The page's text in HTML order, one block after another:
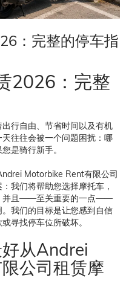
：完整的停车指
2026：完整
行自由、节省时间以及有机
往往会被一个问题困扰：哪
是骑行新手。
Motorbike Rent有限公司
我们将帮助您选择摩托车，
并且——至关重要的一点——
我们的目标是让您感到自信
寻找停车位所破坏。
从Andrei
公司租赁摩